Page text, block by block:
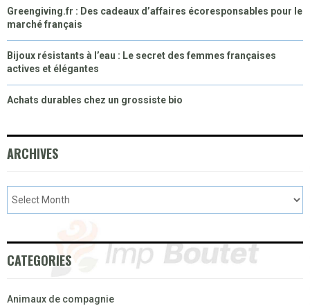
Greengiving.fr : Des cadeaux d’affaires écoresponsables pour le
marché français
Bijoux résistants à l’eau : Le secret des femmes françaises
actives et élégantes
Achats durables chez un grossiste bio
ARCHIVES
CATEGORIES
Animaux de compagnie